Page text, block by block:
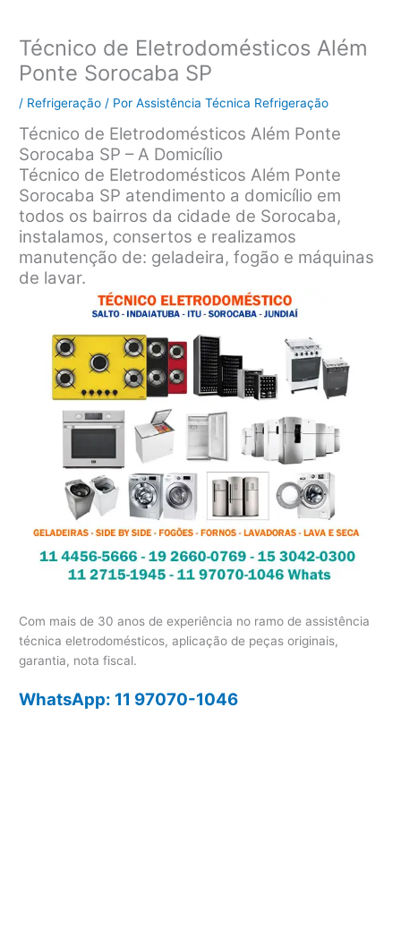
Técnico de Eletrodomésticos Além
Ponte Sorocaba SP
/ Refrigeração / PorAssistência Técnica Refrigeração
Técnico de Eletrodomésticos Além Ponte
Sorocaba SP – A Domicílio
Técnico de Eletrodomésticos Além Ponte
Sorocaba SP atendimento a domicílio em
todos os bairros da cidade de Sorocaba,
instalamos, consertos e realizamos
manutenção de: geladeira, fogão e máquinas
de lavar.
Com mais de 30 anos de experiência no ramo de assistência
técnica eletrodomésticos, aplicação de peças originais,
garantia, nota fiscal.
WhatsApp: 11 97070-1046